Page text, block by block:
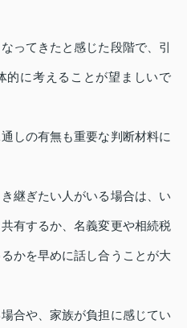
ってきたと感じた段階で、引
的に考えることが望ましいで
しの有無も重要な判断材料に
継ぎたい人がいる場合は、い
有するか、名義変更や相続税
かを早めに話し合うことが大
合や、家族が負担に感じてい